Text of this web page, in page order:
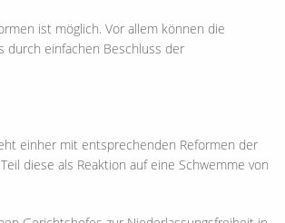
ist möglich. Vor allem können die
durch einfachen Beschluss der
einher mit entsprechenden Reformen der
diese als Reaktion auf eine Schwemme von